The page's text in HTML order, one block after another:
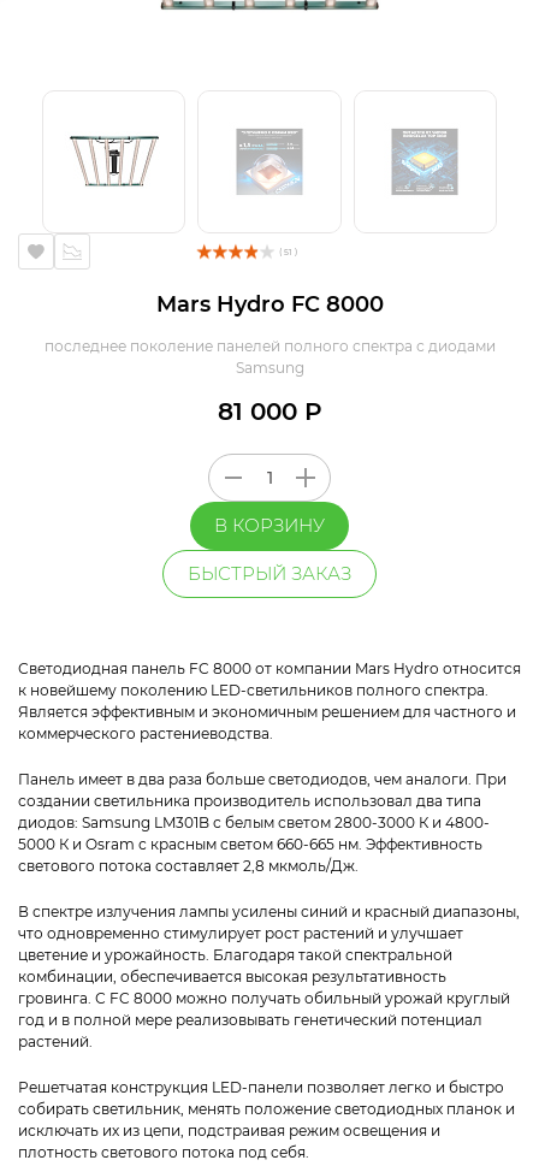
( 51 )
Mars Hydro FC 8000
последнее поколение панелей полного спектра с диодами
Samsung
81 000 Р
В КОРЗИНУ
БЫСТРЫЙ ЗАКАЗ
Светодиодная панель FC 8000 от компании Mars Hydro относится
к новейшему поколению LED-светильников полного спектра.
Является эффективным и экономичным решением для частного и
коммерческого растениеводства.
Панель имеет в два раза больше светодиодов, чем аналоги. При
создании светильника производитель использовал два типа
диодов: Samsung LM301B с белым светом 2800-3000 К и 4800-
5000 К и Osram с красным светом 660-665 нм. Эффективность
светового потока составляет 2,8 мкмоль/Дж.
В спектре излучения лампы усилены синий и красный диапазоны,
что одновременно стимулирует рост растений и улучшает
цветение и урожайность. Благодаря такой спектральной
комбинации, обеспечивается высокая результативность
гровинга. С FC 8000 можно получать обильный урожай круглый
год и в полной мере реализовывать генетический потенциал
растений.
Решетчатая конструкция LED-панели позволяет легко и быстро
собирать светильник, менять положение светодиодных планок и
исключать их из цепи, подстраивая режим освещения и
плотность светового потока под себя.